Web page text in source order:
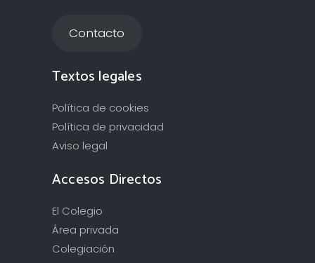
Contacto
Textos legales
Política de cookies
Política de privacidad
Aviso legal
Accesos Directos
El Colegio
Área privada
Colegiación